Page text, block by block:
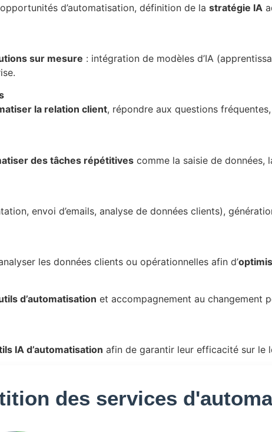
d’automatisation, définition de la stratégie IA
sur mesure : intégration de modèles d’IA
.
la relation client, répondre aux questions
des tâches répétitives comme la saisie de données,
envoi d’emails, analyse de données clients),
les données clients ou opérationnelles afin d’
d’automatisation et accompagnement au changement
IA d’automatisation afin de garantir leur efficacité sur le
des services